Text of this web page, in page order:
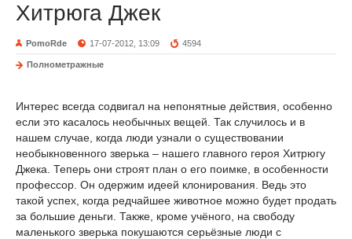
Хитрюга Джек
PomoRde 17-07-2012, 13:09 4594
Полнометражные
Интерес всегда содвигал на непонятные действия, особенно
если это касалось необычных вещей. Так случилось и в
нашем случае, когда люди узнали о существовании
необыкновенного зверька – нашего главного героя Хитрюгу
Джека. Теперь они строят план о его поимке, в особенности
профессор. Он одержим идеей клонирования. Ведь это
такой успех, когда редчайшее животное можно будет продать
за большие деньги. Также, кроме учёного, на свободу
маленького зверька покушаются серьёзные люди с